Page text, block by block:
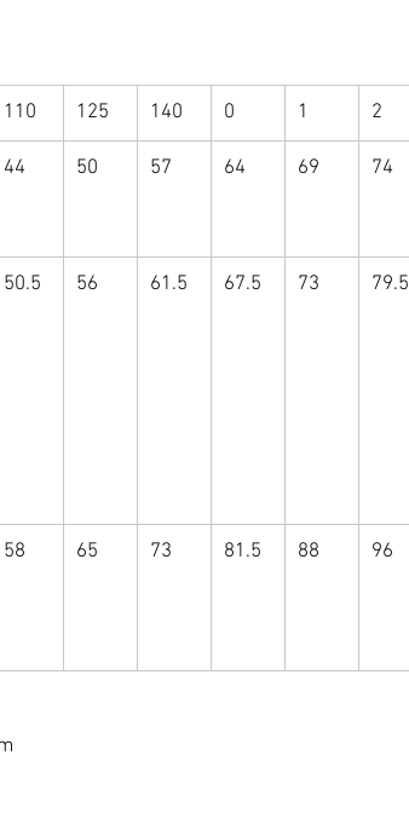
110 125 140 0 1 2
44 50 57 64 69 74
50.5 56 61.5 67.5 73 79.5
58 65 73 81.5 88 96